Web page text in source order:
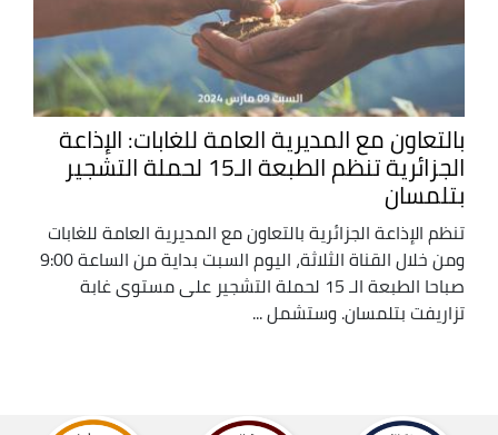
بالتعاون مع المديرية العامة للغابات: الإذاعة
الجزائرية تنظم الطبعة الـ15 لحملة التشجير
بتلمسان
تنظم الإذاعة الجزائرية بالتعاون مع المديرية العامة للغابات
ومن خلال القناة الثلاثة، اليوم السبت بداية من الساعة 9:00
صباحا الطبعة الـ 15 لحملة التشجير على مستوى غابة
تزاريفت بتلمسان. وستشمل ...